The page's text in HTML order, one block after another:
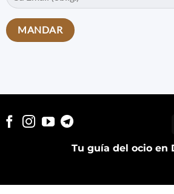
Tu guía del ocio en